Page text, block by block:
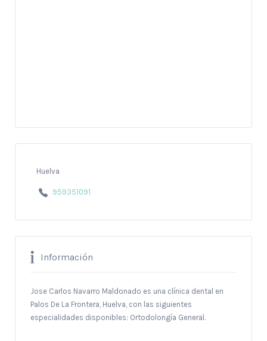
Huelva
959351091
Información
Jose Carlos Navarro Maldonado es una clínica dental en
Palos De La Frontera, Huelva, con las siguientes
especialidades disponibles: Ortodolongía General.